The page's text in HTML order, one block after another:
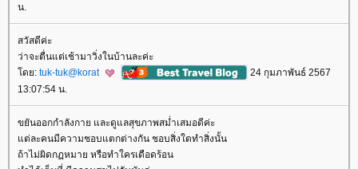
น.
สวัสดีค่ะ
ว่าจะตื่นแต่เช้ามาวิ่งในบ้านละค่ะ
ดย: tuk-tuk@korat
24 กุมภาพันธ์ 2567
13:07:54 น.
ขยันออกกำลังกาย และดูแลสุขภาพสม่ำเสมอดีค่ะ
ต่ละคนมีความชอบแตกต่างกัน ชอบสิ่งใดทำสิ่งนั้น
ถ้าไม่ผิดกฏหมาย หรือทำใครเดือดร้อน